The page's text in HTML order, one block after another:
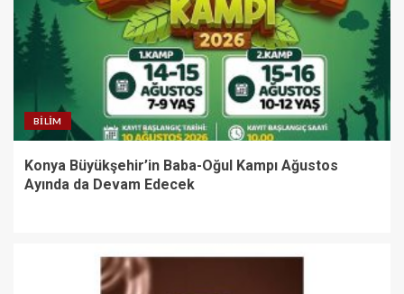
BILIM
Konya Büyükşehir’in Baba-Oğul Kampı Ağustos
Ayında da Devam Edecek